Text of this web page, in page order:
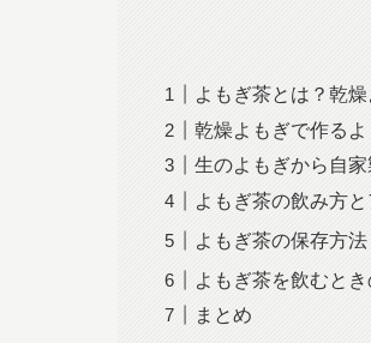
よもぎ茶とは？乾
乾燥よもぎで作る
生のよもぎから自
よもぎ茶の飲み方
よもぎ茶の保存方法
よもぎ茶を飲むと
まとめ